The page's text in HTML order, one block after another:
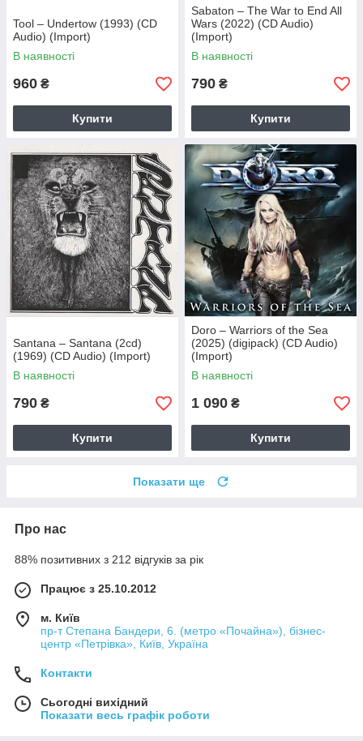
Tool – Undertow (1993) (CD
Audio) (Import)
В наявності
960 ₴
Купити
Sabaton – The War to End All
Wars (2022) (CD Audio)
(Import)
В наявності
790 ₴
Купити
Santana – Santana (2cd)
(1969) (CD Audio) (Import)
В наявності
790 ₴
Купити
Doro – Warriors of the Sea
(2025) (digipack) (CD Audio)
(Import)
В наявності
1 090 ₴
Купити
Показати ще
Про нас
88% позитивних з 212 відгуків за рік
Працює з 25.10.2012
м. Київ
пр-т Степана Бандери, 6. (метро «Почайна»), бізнес-
центр «Петрівка», Київ, Україна
Контакти
Сьогодні вихідний
Показати весь графік роботи